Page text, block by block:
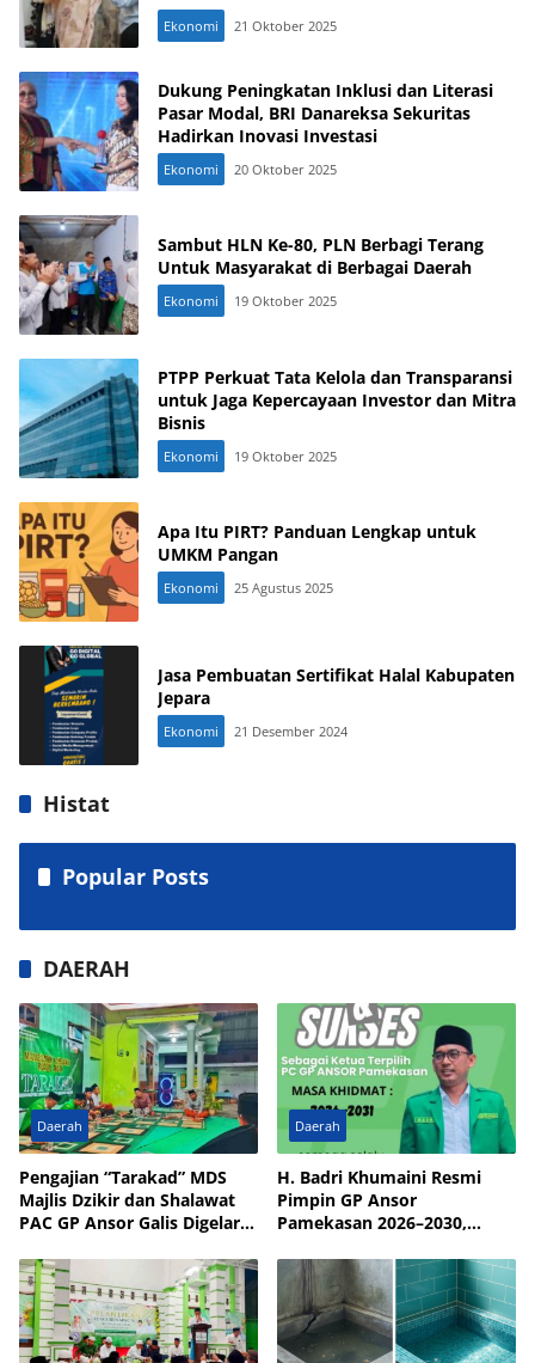
Ekonomi 21 Oktober 2025
Dukung Peningkatan Inklusi dan Literasi
Pasar Modal, BRI Danareksa Sekuritas
Hadirkan Inovasi Investasi
Ekonomi 20 Oktober 2025
Sambut HLN Ke-80, PLN Berbagi Terang
Untuk Masyarakat di Berbagai Daerah
Ekonomi 19 Oktober 2025
PTPP Perkuat Tata Kelola dan Transparansi
untuk Jaga Kepercayaan Investor dan Mitra
Bisnis
Ekonomi 19 Oktober 2025
Apa Itu PIRT? Panduan Lengkap untuk
UMKM Pangan
Ekonomi 25 Agustus 2025
Jasa Pembuatan Sertifikat Halal Kabupaten
Jepara
Ekonomi 21 Desember 2024
Histat
Popular Posts
DAERAH
Daerah
Pengajian “Tarakad” MDS
Majlis Dzikir dan Shalawat
PAC GP Ansor Galis Digelar
Bulay
Daerah
H. Badri Khumaini Resmi
Pimpin GP Ansor
Pamekasan 2026–2030,